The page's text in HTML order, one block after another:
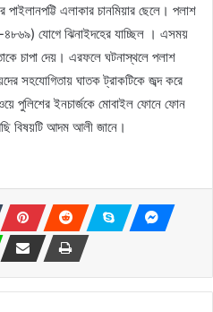
পাইলানপট্টি এলাকার চানমিয়ার ছেলে। পলাশ
যোগে ঝিনাইদহের যাচ্ছিল । এসময়
চাপা দেয়। এরফলে ঘটনাস্থলে পলাশ
সহযোগিতায় ঘাতক ট্রাকটিকে জব্দ করে
পুলিশের ইনচার্জকে মোবাইল ফোনে ফোন
বিষয়টি আদম আলী জানে।